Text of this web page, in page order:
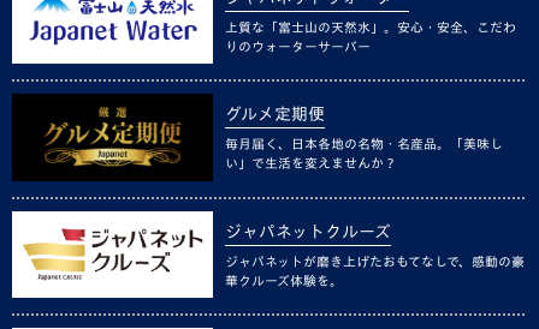
上質な「富士山の天然水」。安心・安全、こだわ
りのウォーターサーバー
グルメ定期便
毎月届く、日本各地の名物・名産品。「美味し
い」で生活を変えませんか？
ジャパネットクルーズ
ジャパネットが磨き上げたおもてなしで、感動の豪
華クルーズ体験を。